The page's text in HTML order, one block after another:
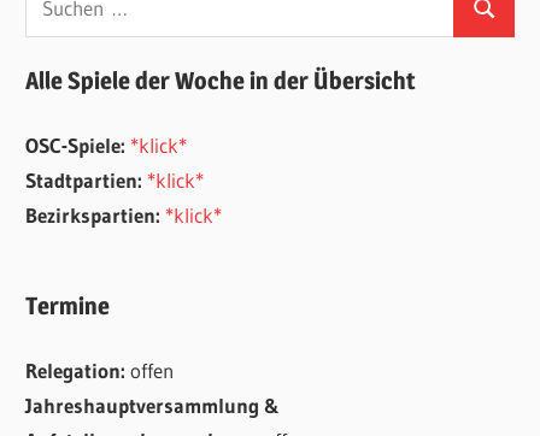
nach:
Suchen
Alle Spiele der Woche in der Übersicht
OSC-Spiele: *klick*
Stadtpartien: *klick*
Bezirkspartien: *klick*
Termine
Relegation:offen
Jahreshauptversammlung &